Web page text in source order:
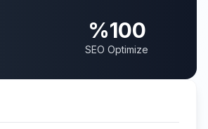
%100
SEO Optimize